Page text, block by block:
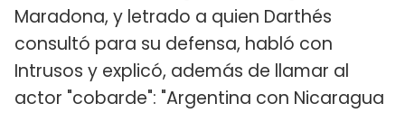
Maradona, y letrado a quien Darthés
consultó para su defensa, habló con
Intrusos y explicó, además de llamar al
actor "cobarde": "Argentina con Nicaragua